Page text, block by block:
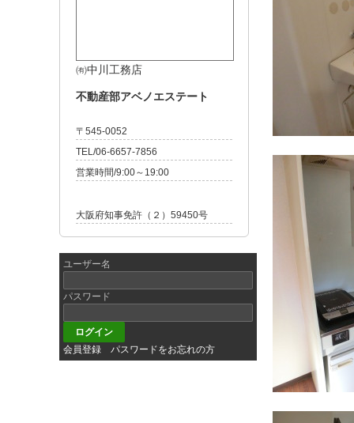
㈲中川工務店
不動産部アベノエステート
〒545-0052
TEL/06-6657-7856
営業時間/9:00～19:00
大阪府知事免許（２）59450号
ユーザー名
パスワード
会員登録 パスワードをお忘れの方